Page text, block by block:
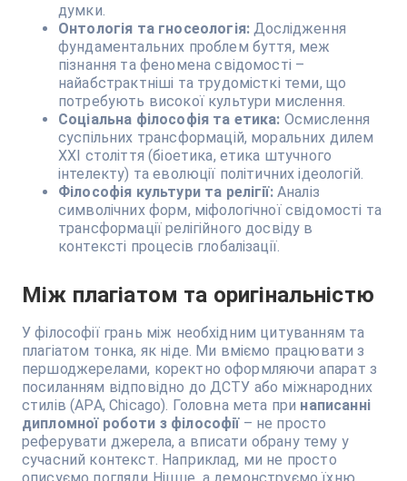
думки.
Онтологія та гносеологія:Дослідження
фундаментальних проблем буття, меж
пізнання та феномена свідомості –
найабстрактніші та трудомісткі теми, що
потребують високої культури мислення.
Соціальна філософія та етика: Осмислення
суспільних трансформацій, моральних дилем
XXI століття (біоетика, етика штучного
інтелекту) та еволюції політичних ідеологій.
Філософія культури та релігії: Аналіз
символічних форм, міфологічної свідомості та
трансформації релігійного досвіду в
контексті процесів глобалізації.
Між плагіатом та оригінальністю
У філософії грань між необхідним цитуванням та
плагіатом тонка, як ніде. Ми вміємо працювати з
першоджерелами, коректно оформляючи апарат з
посиланням відповідно до ДСТУ або міжнародних
стилів (APA, Chicago). Головна мета при написанні
дипломної роботи з філософії – не просто
реферувати джерела, а вписати обрану тему у
сучасний контекст. Наприклад, ми не просто